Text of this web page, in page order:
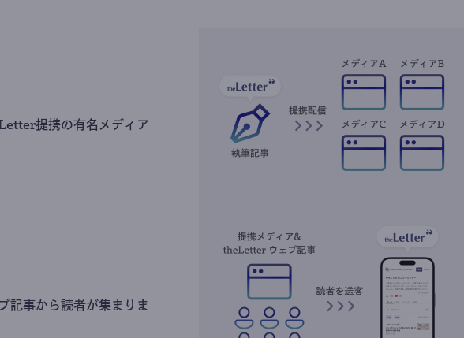
提携の有名メディア
記事から読者が集まりま